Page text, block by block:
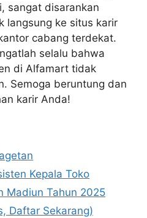
sangat disarankan
langsung ke situs karir
cabang terdekat.
selalu bahwa
di Alfamart tidak
Semoga beruntung dan
karir Anda!
Kepala Toko
Madiun Tahun 2025
Daftar Sekarang)